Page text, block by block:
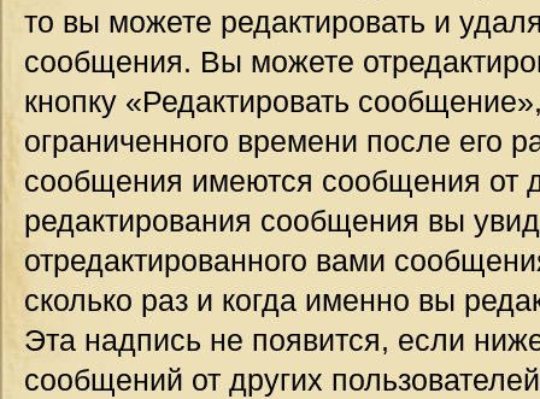
то вы можете редактировать и
сообщения. Вы можете
кнопку «Редактировать
ограниченного времени после его
сообщения имеются сообщения от
редактирования сообщения вы
отредактированного вами
сколько раз и когда именно вы
Эта надпись не появится, если
сообщений от других